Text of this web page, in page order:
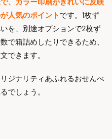
人気のポイント です。1枚ず
を、別途オプションで2枚ず
で箱詰めしたりできるため、
できます。
ジナリティあふれるおせんべ
でしょう。